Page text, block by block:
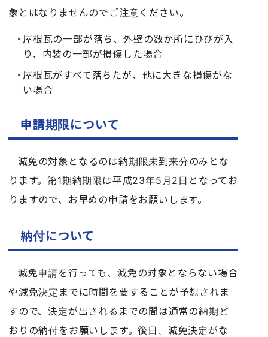
象とはなりませんのでご注意ください。
屋根瓦の一部が落ち、外壁の数か所にひびが入
り、内装の一部が損傷した場合
屋根瓦がすべて落ちたが、他に大きな損傷がな
い場合
申請期限について
減免の対象となるのは納期限未到来分のみとな
ります。第1期納期限は平成23年5月2日となってお
りますので、お早めの申請をお願いします。
納付について
減免申請を行っても、減免の対象とならない場合
や減免決定までに時間を要することが予想されま
すので、決定が出されるまでの間は通常の納期ど
おりの納付をお願いします。後日、減免決定がな